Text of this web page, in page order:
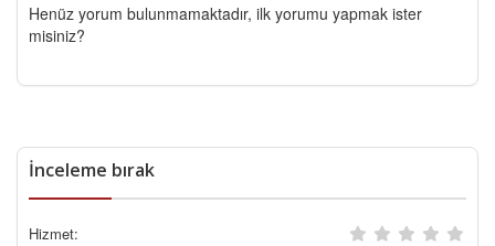
Henüz yorum bulunmamaktadır, ilk yorumu yapmak ister
misiniz?
İnceleme bırak
Hizmet: